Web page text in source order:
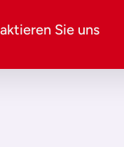
Sie uns